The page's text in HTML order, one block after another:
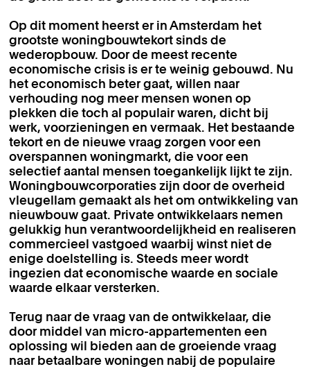
Op dit moment heerst er in Amsterdam het
grootste woningbouwtekort sinds de
wederopbouw. Door de meest recente
economische crisis is er te weinig gebouwd. Nu
het economisch beter gaat, willen naar
verhouding nog meer mensen wonen op
plekken die toch al populair waren, dicht bij
werk, voorzieningen en vermaak. Het bestaande
tekort en de nieuwe vraag zorgen voor een
overspannen woningmarkt, die voor een
selectief aantal mensen toegankelijk lijkt te zijn.
Woningbouwcorporaties zijn door de overheid
vleugellam gemaakt als het om ontwikkeling van
nieuwbouw gaat. Private ontwikkelaars nemen
gelukkig hun verantwoordelijkheid en realiseren
commercieel vastgoed waarbij winst niet de
enige doelstelling is. Steeds meer wordt
ingezien dat economische waarde en sociale
waarde elkaar versterken.
Terug naar de vraag van de ontwikkelaar, die
door middel van micro-appartementen een
oplossing wil bieden aan de groeiende vraag
naar betaalbare woningen nabij de populaire